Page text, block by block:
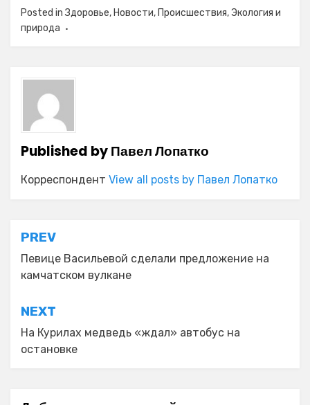
Posted inЗдоровье, Новости, Происшествия,Экология и
природа
Published byПавел Лопатко
Корреспондент View all posts by Павел Лопатко
Навигация
по
записям
PREV
Певице Васильевой сделали предложение на
камчатском вулкане
NEXT
На Курилах медведь «ждал» автобус на
остановке